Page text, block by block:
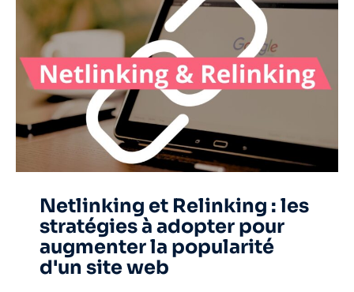
Netlinking et Relinking : les
stratégies à adopter pour
augmenter la popularité
d'un site web